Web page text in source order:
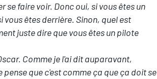
se faire voir. Donc oui, si vous êtes un
êtes derrière. Sinon, quel est
juste dire que vous êtes un pilote
Comme je l'ai dit auparavant,
que c'est comme ça que ça doit se